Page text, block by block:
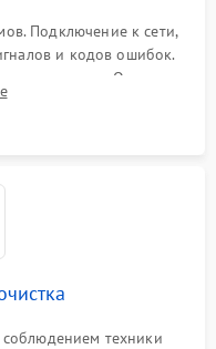
Подключение к сети,
и кодов ошибок.
напряжения. Оценка
питания без
соблюдением техники